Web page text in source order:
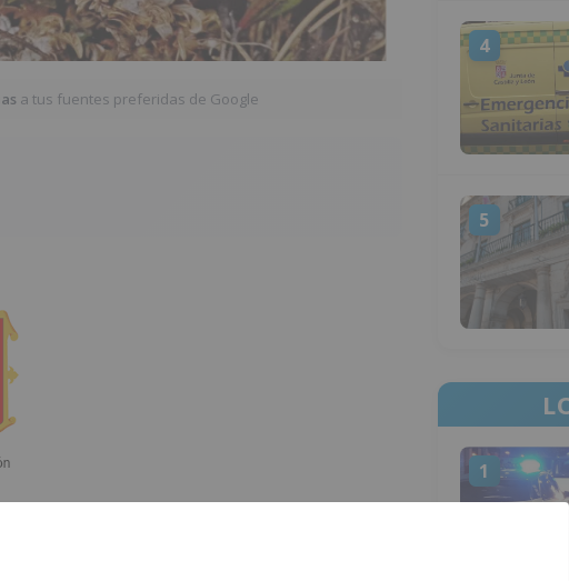
a tus fuentes preferidas de Google
cuadrados, el municipio de
4
5
1